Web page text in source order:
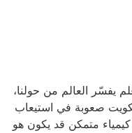
يفسّر العالم من حولنا،
صعوبة في استيعاب
متمكن قد يكون هو